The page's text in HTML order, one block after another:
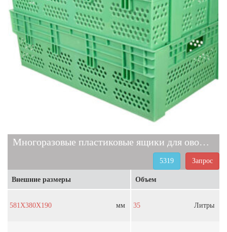
Многоразовые пластиковые ящики для овощей и фруктов 5319
Запрос
5319
Внешние размеры
581X380X190 мм
Объем
35 Литры